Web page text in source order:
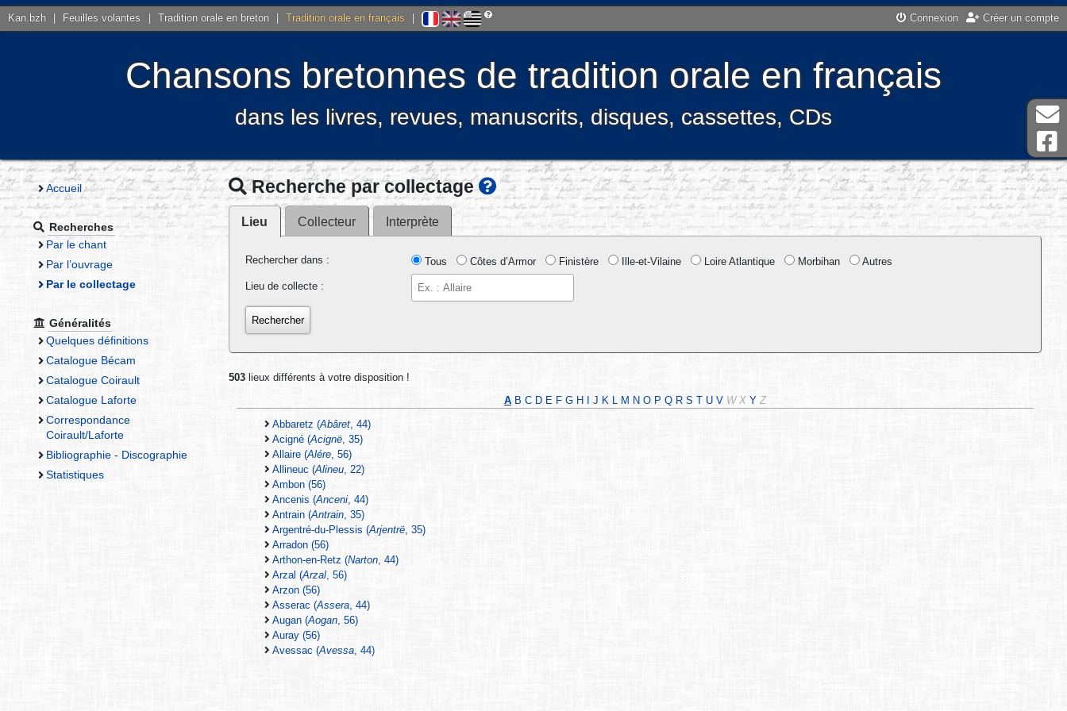
Kan.bzh Feuilles volantes Tradition orale en breton Tradition orale en français Connexion Créer un compte
Chansons bretonnes de tradition orale en français
dans les livres, revues, manuscrits, disques, cassettes, CDs
Accueil
Recherches
Par le chant
Par l’ouvrage
Par le collectage
Généralités
Quelques définitions
Catalogue Bécam
Catalogue Coirault
Catalogue Laforte
Correspondance
Coirault/Laforte
Bibliographie - Discographie
Statistiques
Recherche par collectage
Lieu Collecteur Interprète
Rechercher dans : Tous Côtes d’Armor Finistère Ille-et-Vilaine Loire Atlantique Morbihan Autres
Lieu de collecte :
503 lieux différents à votre disposition !
A B C D E F G H J K L M N O P Q R S T U V W X Y Z
Abbaretz (Abâret, 44)
Acigné (Acignë, 35)
Allaire (Alére, 56)
Allineuc (Alineu, 22)
Ambon (56)
Ancenis (Anceni, 44)
Antrain (Antrain, 35)
Argentré-du-Plessis (Arjentrë, 35)
Arradon (56)
Arthon-en-Retz (Narton, 44)
Arzal (Arzal, 56)
Arzon (56)
Asserac (Assera, 44)
Augan (Aogan, 56)
Auray (56)
Avessac (Avessa, 44)